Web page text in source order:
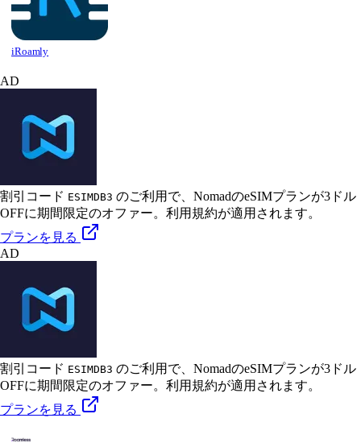
iRoamly
AD
割引コード ESIMDB3 のご利用で、NomadのeSIMプランが3ドル
OFFに期間限定のオファー。利用規約が適用されます。
プランを見る
AD
割引コード ESIMDB3 のご利用で、NomadのeSIMプランが3ドル
OFFに期間限定のオファー。利用規約が適用されます。
プランを見る